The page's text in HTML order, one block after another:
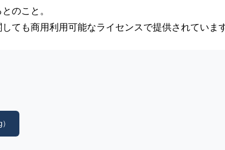
のこと。
ても商用利用可能なライセンスで提供されています